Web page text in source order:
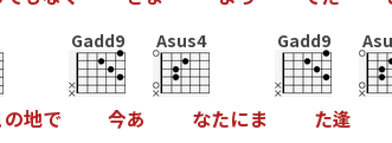
の地で
Gadd9
今あ
Asus4
なたにま
Gadd9
た逢